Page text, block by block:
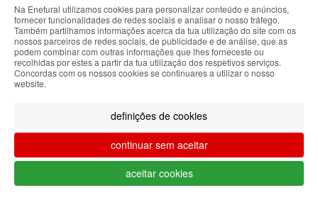
Pack Keto Plus
Keto Drain
Naturalia
0
comprar
+15 P
Seca Barriga 5
em 1 - 500ml -
Fharmonat
19.54€
comprar
ABOUT THE COOKIES
Enetural handles information about your visit using
cookies that improve the performance of the
website, facilitate sharing via social networks and
continuing to browse our site, you accept the use of
these cookies. For more information, see our
Privacy and Cookie Policy. You can configure your
preferences in Cookie settings.
Accepted
Na Enetural utilizamos cookies para personalizar conteúdo e anúncios,
fornecer funcionalidades de redes sociais e analisar o nosso tráfego.
Também partilhamos informações acerca da tua utilização do site com os
nossos parceiros de redes sociais, de publicidade e de análise, que as
podem combinar com outras informações que lhes forneceste ou
recolhidas por estes a partir da tua utilização dos respetivos serviços.
Concordas com os nossos cookies se continuares a utilizar o nosso
website.
definições de cookies
continuar sem aceitar
aceitar cookies